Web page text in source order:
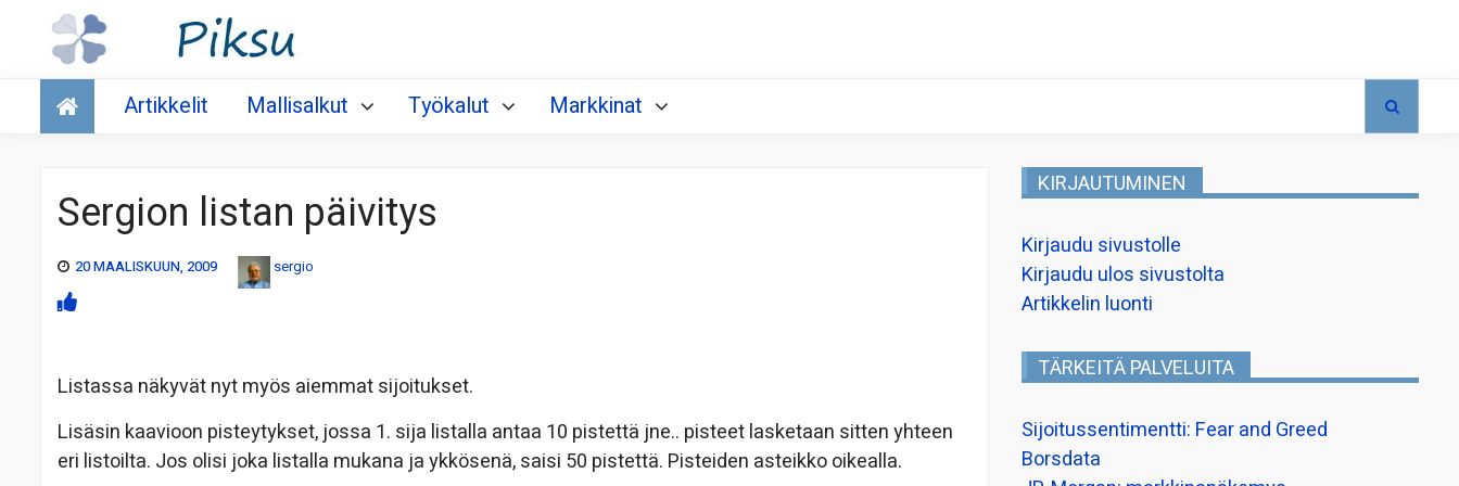
Talous
Artikkelit Mallisalkut Työkalut Markkinat
Sergion listan päivitys
20 MAALISKUUN, 2009 sergio
Listassa näkyvät nyt myös aiemmat sijoitukset.
Lisäsin kaavioon pisteytykset, jossa 1. sija listalla antaa 10 pistettä jne.. pisteet lasketaan sitten yhteen
eri listoilta. Jos olisi joka listalla mukana ja ykkösenä, saisi 50 pistettä. Pisteiden asteikko oikealla.
KIRJAUTUMINEN
Kirjaudu sivustolle
Kirjaudu ulos sivustolta
Artikkelin luonti
TÄRKEITÄ PALVELUITA
Sijoitussentimentti: Fear and Greed
Borsdata